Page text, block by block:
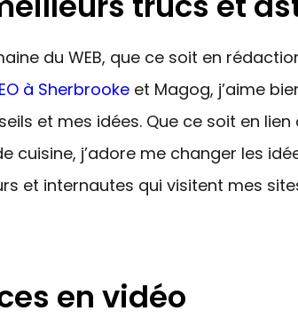
du WEB, que ce soit en
à Sherbrooke et Magog, j’aime
et mes idées. Que ce soit en
cuisine, j’adore me changer les
et internautes qui visitent mes
en vidéo